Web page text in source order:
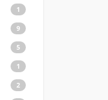
1
9
5
1
2